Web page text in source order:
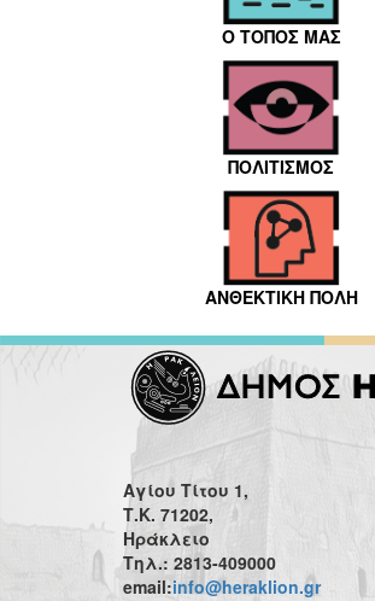
Ο ΤΟΠΟΣ ΜΑΣ
ΠΟΛΙΤΙΣΜΟΣ
ΑΝΘΕΚΤΙΚΗ ΠΟΛΗ
Αγίου Τίτου 1,
Τ.Κ. 71202,
Ηράκλειο
Τηλ.: 2813-409000
email:info@heraklion.gr